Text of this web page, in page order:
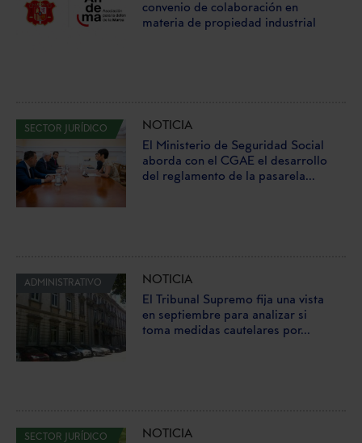
convenio de colaboración en
materia de propiedad industrial
SECTOR JURÍDICO
NOTICIA
El Ministerio de Seguridad Social
aborda con el CGAE el desarrollo
del reglamento de la pasarela...
ADMINISTRATIVO
NOTICIA
El Tribunal Supremo fija una vista
en septiembre para analizar si
toma medidas cautelares por...
SECTOR JURÍDICO
NOTICIA